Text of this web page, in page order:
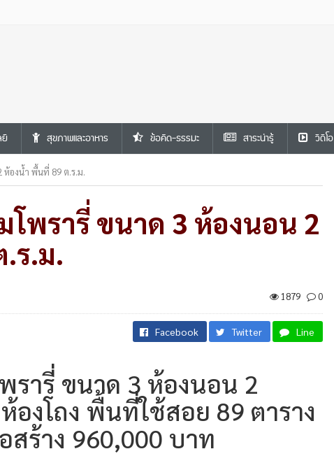
ยี สุขภาพและอาหาร ข้อคิด-ธรรมะ สาระน่ารู้ วีดีโอ
ห้องน้ำ พื้นที่ 89 ต.ร.ม.
พรารี​่​ ขนาด 3 ห้องนอน 2
ร.ม.
1879 0
Facebook Twitter Line
รารี​่​ ขนาด 3 ห้องนอน 2
องโถง พื้นที่ใช้สอย 89 ตาราง
ร้าง​ 960,000​ บาท